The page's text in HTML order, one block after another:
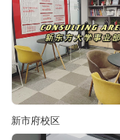
新市府校区